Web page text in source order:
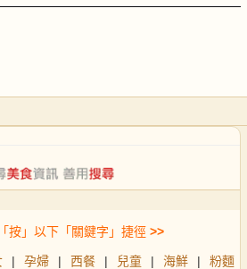
按」以下「關鍵字」捷徑 >>
| 孕婦 | 西餐 | 兒童 | 海鮮 |
粉麵